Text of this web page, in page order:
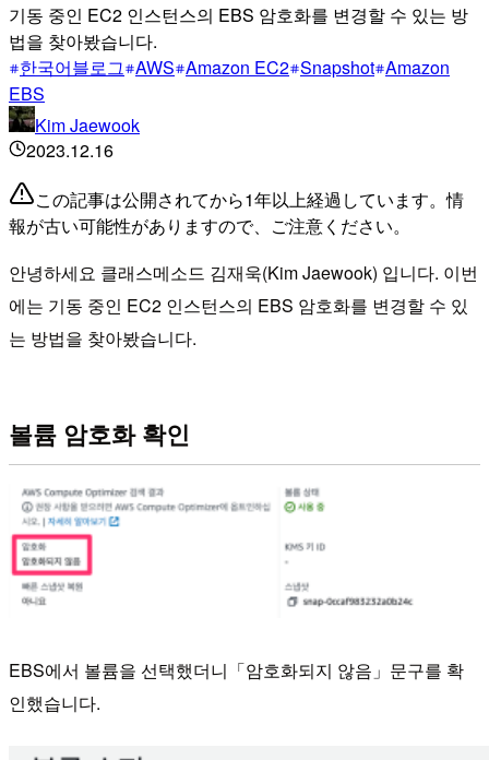
기동 중인 EC2 인스턴스의 EBS 암호화를 변경할 수 있는 방
법을 찾아봤습니다.
한국어블로그 AWS Amazon EC2 Snapshot Amazon
EBS
Kim Jaewook
2023.12.16
この記事は公開されてから1年以上経過しています。情
報が古い可能性がありますので、ご注意ください。
안녕하세요 클래스메소드 김재욱(Kim Jaewook) 입니다. 이번
에는 기동 중인 EC2 인스턴스의 EBS 암호화를 변경할 수 있
는 방법을 찾아봤습니다.
볼륨 암호화 확인
EBS에서 볼륨을 선택했더니「암호화되지 않음」문구를 확
인했습니다.